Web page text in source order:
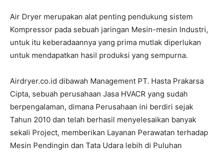
Air Dryer merupakan alat penting pendukung sistem
Kompressor pada sebuah jaringan Mesin-mesin Industri,
untuk itu keberadaannya yang prima mutlak diperlukan
untuk mendapatkan hasil produksi yang sempurna.
Airdryer.co.id dibawah Management PT. Hasta Prakarsa
Cipta, sebuah perusahaan Jasa HVACR yang sudah
berpengalaman, dimana Perusahaan ini berdiri sejak
Tahun 2010 dan telah berhasil menyelesaikan banyak
sekali Project, memberikan Layanan Perawatan terhadap
Mesin Pendingin dan Tata Udara lebih di Puluhan